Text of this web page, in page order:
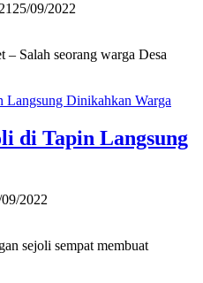
25/09/2022
Salah seorang warga Desa
di Tapin Langsung
2022
sejoli sempat membuat